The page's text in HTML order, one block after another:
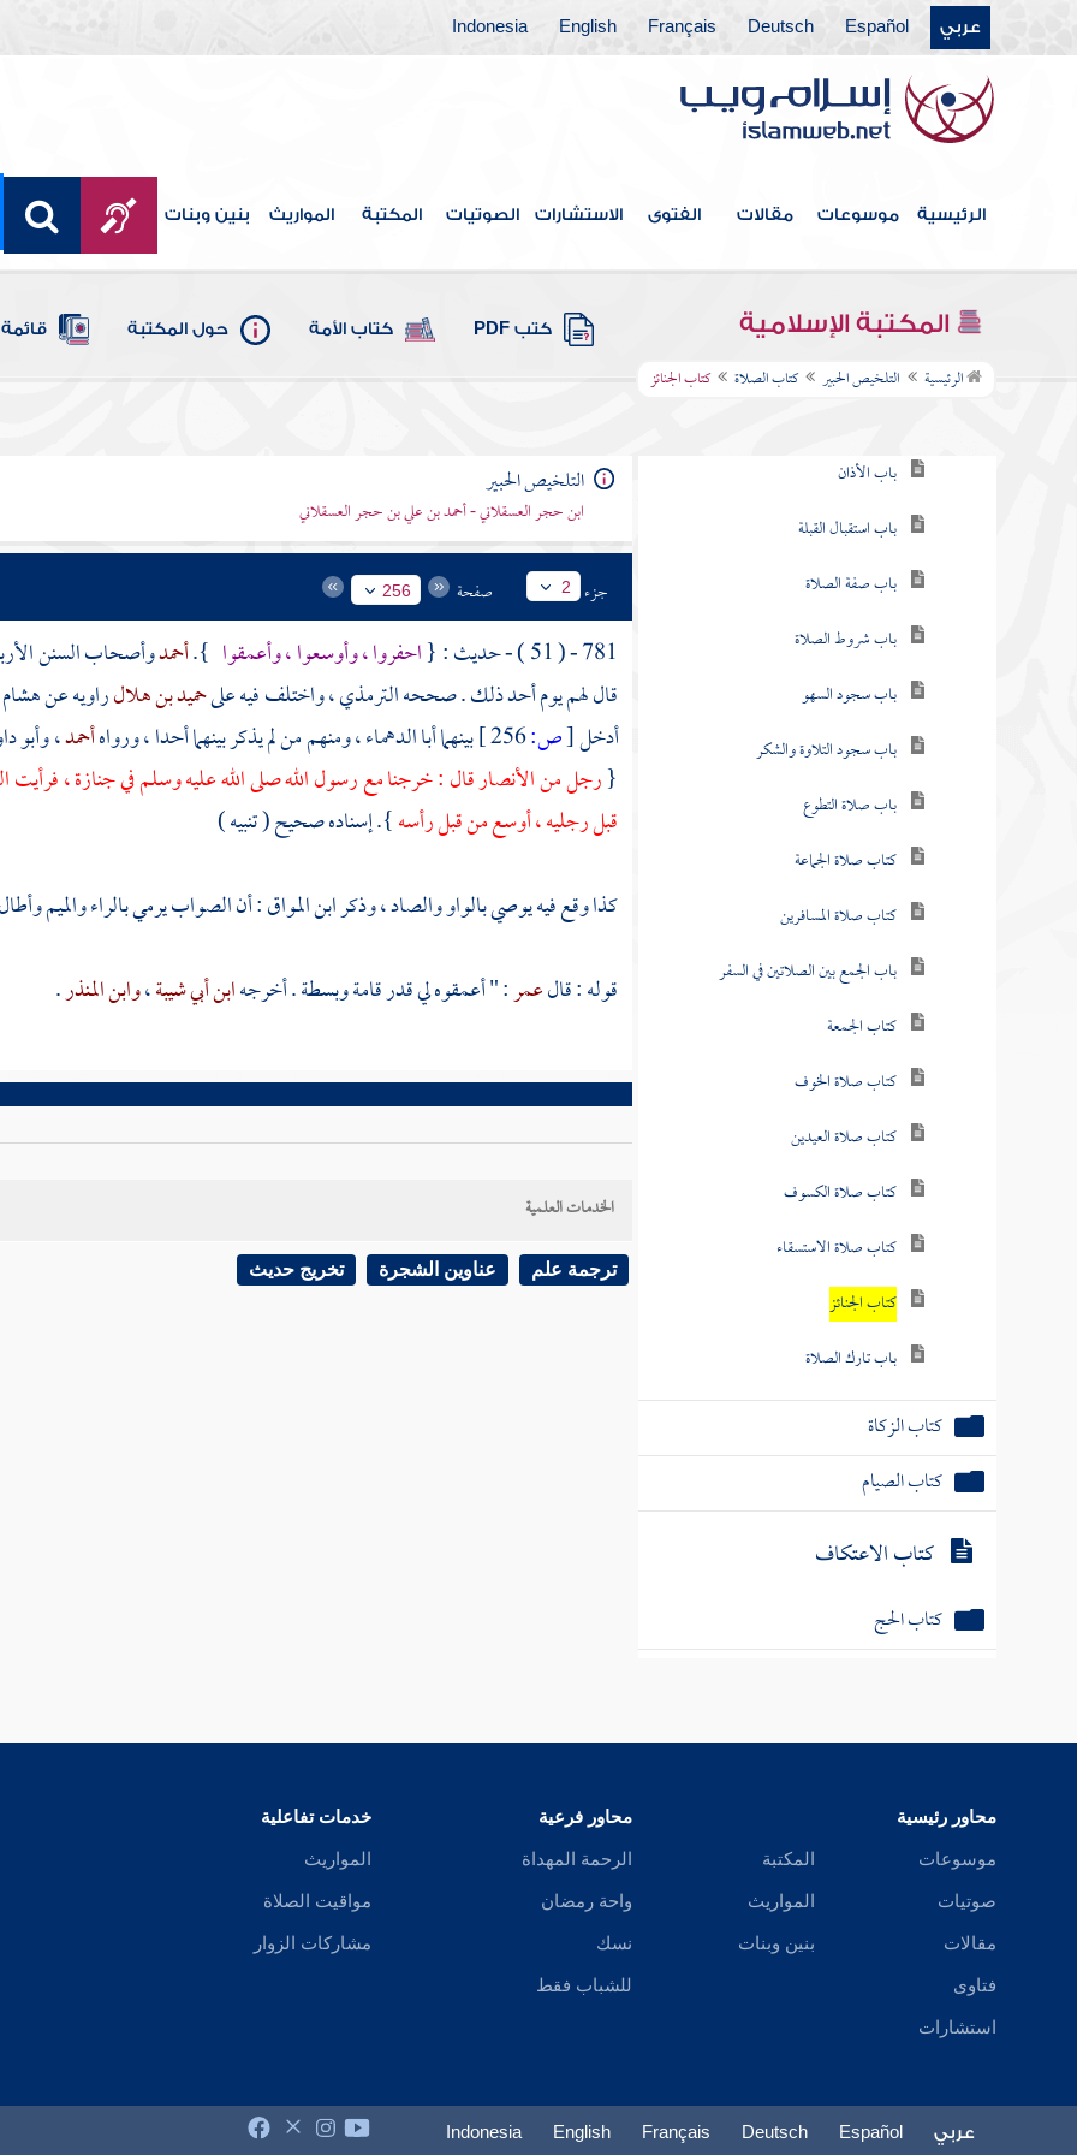
عربي Español
Deutsch
Français
English
Indonesia
الرئيسية موسوعات مقالات الفتوى الاستشارات الصوتيات المكتبة المواريث بنين وبنات
المكتبة الإسلامية كتب PDF كتاب الأمة حول المكتبة
الرئيسية التلخيص الحبير كتاب الصلاة كتاب الجنائز
كتاب الطهارة
كتاب الصلاة
باب الأذان
باب استقبال القبلة
باب صفة الصلاة
باب شروط الصلاة
باب سجود السهو
باب سجود التلاوة والشكر
باب صلاة التطوع
كتاب صلاة الجماعة
كتاب صلاة المسافرين
باب الجمع بين الصلاتين في السفر
كتاب الجمعة
كتاب صلاة الخوف
كتاب صلاة العيدين
كتاب صلاة الكسوف
كتاب صلاة الاستسقاء
كتاب الجنائز
باب تارك الصلاة
كتاب الزكاة
كتاب الصيام
كتاب الاعتكاف
كتاب الحج
كتاب الرهن
كتاب التفليس
التلخيص الحبير
ابن حجر العسقلاني - أحمد بن علي بن حجر العسقلاني
جزء 2 صفحة 256
781 - ( 51 ) - حديث : { احفروا ، وأوسعوا ، وأعمقوا }.أحمدوأصحاب السنن
قال لهم يومأحدذلك . صححهالترمذي، واختلف فيه علىحميد بن هلالراويه عنهشام
أدخل[ص:256 ] بينهماأبا الدهماء، ومنهم من لم يذكر بينهما أحدا ، ورواهأحمد،وأبو
{رجل منالأنصارقال : خرجنا مع رسول الله صلى الله عليه وسلم في جنازة ، فرأيت
قبل رجليه ، أوسع من قبل رأسه}. إسناده صحيح ( تنبيه )
كذا وقع فيه يوصي بالواو والصاد ، وذكرابن المواق: أن الصواب يرمي بالراء والميم
قوله : قالعمر: " أعمقوه لي قدر قامة وبسطة . أخرجهابن أبي شيبة،وابن المنذر.
الخدمات العلمية
ترجمة علم عناوين الشجرة تخريج حديث
محاور رئيسية
موسوعات
صوتيات
مقالات
فتاوى
استشارات
المكتبة
المواريث
بنين وبنات
محاور فرعية
الرحمة المهداة
واحة رمضان
نسك
للشباب فقط
خدمات تفاعلية
المواريث
مواقيت الصلاة
مشاركات الزوار
عربي Español
Deutsch
Français
English
Indonesia